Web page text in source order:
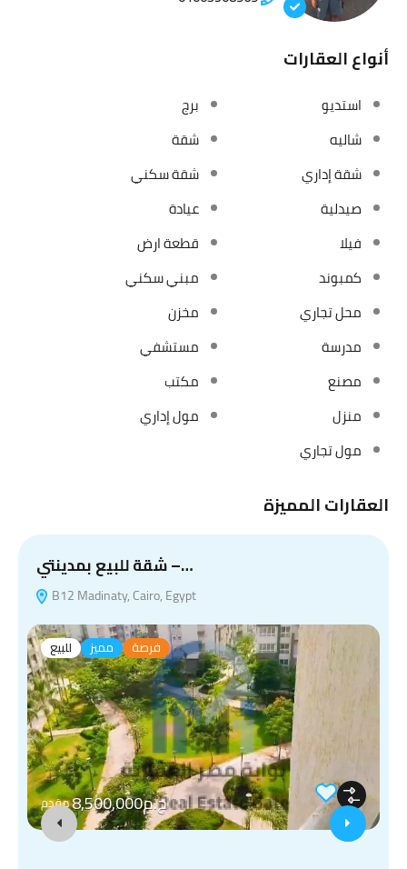
أنواع العقارات
استديو
برج
شاليه
شقة
شقة إداري
شقة سكني
صيدلية
عيادة
فيلا
قطعة ارض
كمبوند
مبني سكني
محل تجاري
مخزن
مدرسة
مستشفي
مصنع
مكتب
منزل
مول إداري
مول تجاري
العقارات المميزة
شقة للبيع بمدينتي –…
B12 Madinaty, Cairo, Egypt
للبيع مميز فرصة
ج.م8,500,000 مقدم